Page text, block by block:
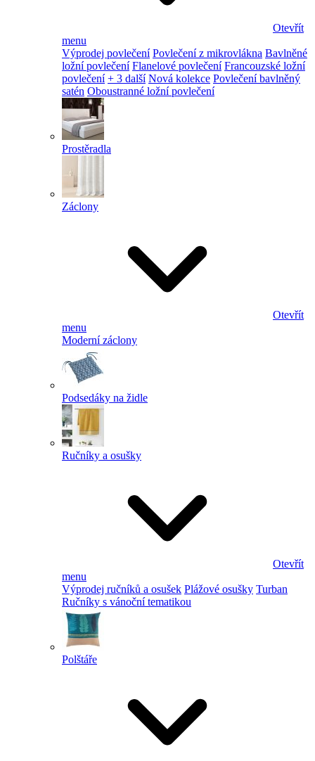
Otevřít
menu
Výprodej povlečení Povlečení z mikrovlákna Bavlněné
ložní povlečení Flanelové povlečení Francouzské ložní
povlečení + 3 další Nová kolekce Povlečení bavlněný
satén Oboustranné ložní povlečení
Prostěradla
Záclony
Otevřít
menu
Moderní záclony
Podsedáky na židle
Ručníky a osušky
Otevřít
menu
Výprodej ručníků a osušek Plážové osušky Turban
Ručníky s vánoční tematikou
Polštáře